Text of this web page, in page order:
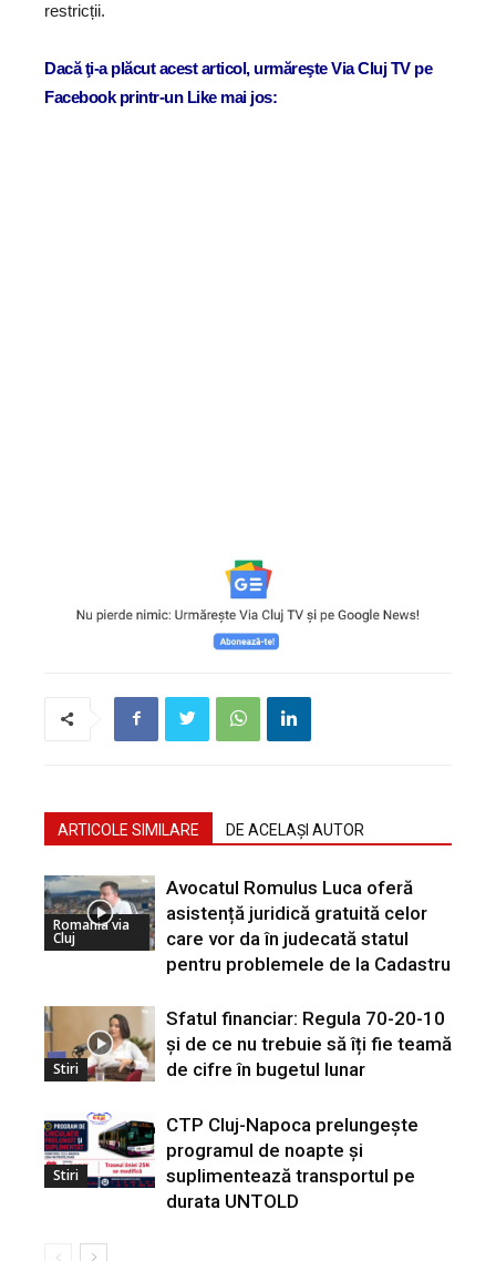
restricții.
Dacă ţi-a plăcut acest articol, urmăreşte Via Cluj TV pe
Facebook printr-un Like mai jos:
ARTICOLE SIMILARE DE ACELAȘI AUTOR
Romania via
Cluj
Avocatul Romulus Luca oferă
asistență juridică gratuită celor
care vor da în judecată statul
pentru problemele de la Cadastru
Stiri
Sfatul financiar: Regula 70-20-10
și de ce nu trebuie să îți fie teamă
de cifre în bugetul lunar
Stiri
CTP Cluj-Napoca prelungește
programul de noapte și
suplimentează transportul pe
durata UNTOLD